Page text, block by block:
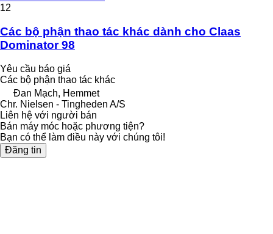
12
Các bộ phận thao tác khác dành cho Claas
Dominator 98
Yêu cầu báo giá
Các bộ phận thao tác khác
Đan Mạch, Hemmet
Chr. Nielsen - Tingheden A/S
Liên hệ với người bán
Bán máy móc hoặc phương tiện?
Bạn có thể làm điều này với chúng tôi!
Đăng tin